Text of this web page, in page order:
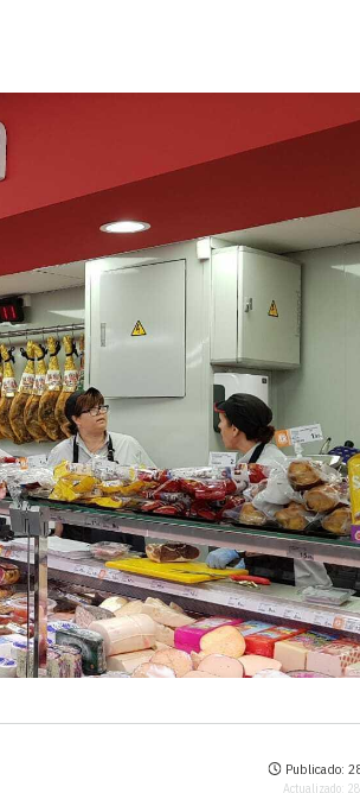
Publicado:
Actualizado: